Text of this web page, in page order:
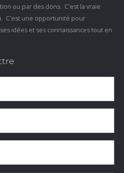
ou par des dons. C'est la vraie
C'est une opportunité pour
idées et ses connaissances tout en